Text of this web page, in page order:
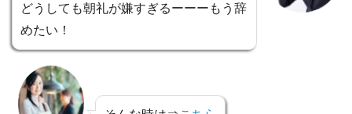
どうしても朝礼が嫌すぎるーーーもう辞
めたい！